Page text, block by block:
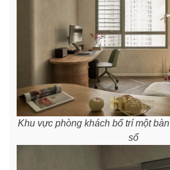
Khu vực phòng khách bố trí một
sổ